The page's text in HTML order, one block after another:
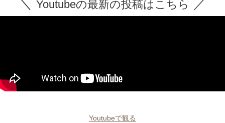
Youtubeの最新の投稿はこちら
Youtubeで観る